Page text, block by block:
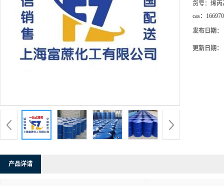
货号： 烯丙
cas：
发布日期：
更新日期：
产品详请